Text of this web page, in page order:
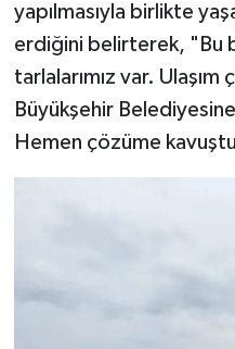
yapılmasıyla birlikte
erdiğini belirterek, "Bu
tarlalarımız var.
Büyükşehir Belediyesine
Hemen çözüme